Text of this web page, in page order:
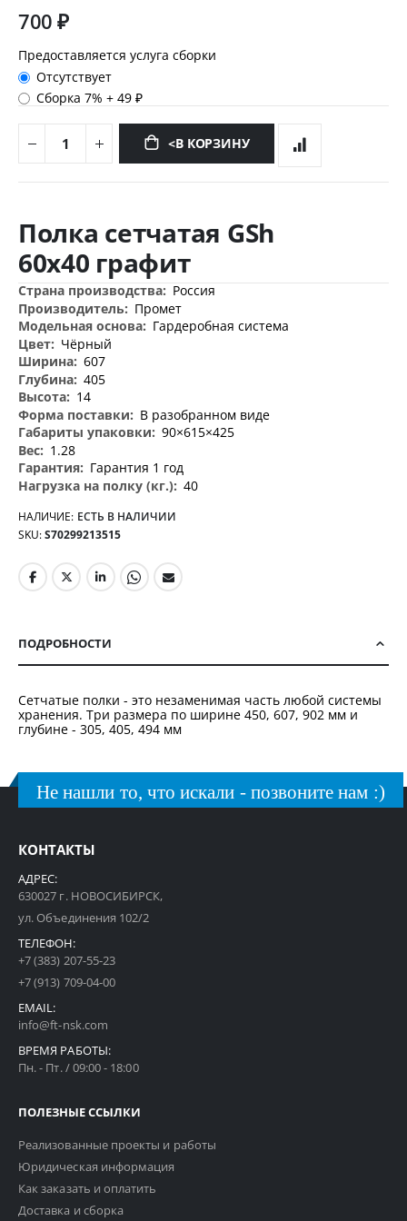
700 ₽
Предоставляется услуга сборки
Отсутствует
Сборка 7%+49 ₽
<В КОРЗИНУ
к
началу
изображений
Полка сетчатая GSh
60х40 графит
Дополнительная
информация
Россия
Промет
Гардеробная система
Чёрный
607
405
14
В разобранном виде
90×615×425
1.28
Гарантия 1 год
40
НАЛИЧИЕ: ЕСТЬ В НАЛИЧИИ
SKU S70299213515
ПОДРОБНОСТИ
Сетчатые полки - это незаменимая часть любой системы
хранения. Три размера по ширине 450, 607, 902 мм и
глубине - 305, 405, 494 мм
Не нашли то, что искали - позвоните нам :)
КОНТАКТЫ
АДРЕС:
630027 г. НОВОСИБИРСК,
ул. Объединения 102/2
ТЕЛЕФОН:
+7 (383) 207-55-23
+7 (913) 709-04-00
EMAIL:
info@ft-nsk.com
ВРЕМЯ РАБОТЫ:
Пн. - Пт. / 09:00 - 18:00
ПОЛЕЗНЫЕ ССЫЛКИ
Реализованные проекты и работы
Юридическая информация
Как заказать и оплатить
Доставка и сборка